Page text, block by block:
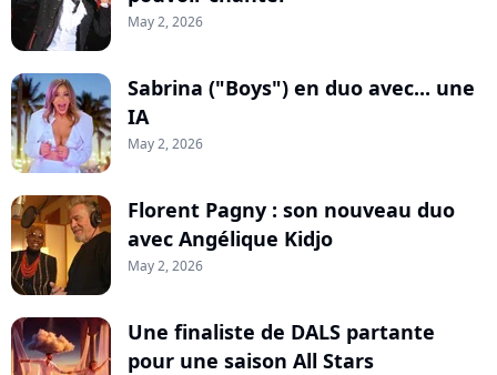
May 2, 2026
Sabrina ("Boys") en duo avec... une
IA
May 2, 2026
Florent Pagny : son nouveau duo
avec Angélique Kidjo
May 2, 2026
Une finaliste de DALS partante
pour une saison All Stars